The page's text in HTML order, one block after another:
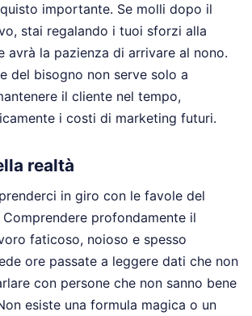
importante. Se molli dopo il
stai regalando i tuoi sforzi alla
avrà la pazienza di arrivare al nono.
del bisogno non serve solo a
il cliente nel tempo,
i costi di marketing futuri.
realtà
in giro con le favole del
profondamente il
faticoso, noioso e spesso
ore passate a leggere dati che non
con persone che non sanno bene
esiste una formula magica o un